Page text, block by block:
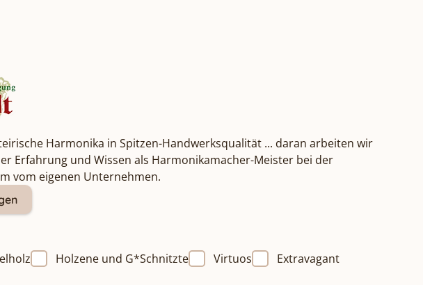
Harmonika in Spitzen-Handwerksqualität ... daran arbeiten wir
Erfahrung und Wissen als Harmonikamacher-Meister bei der
vom eigenen Unternehmen.
Holzene und G*Schnitzte Virtuos
Extravagant